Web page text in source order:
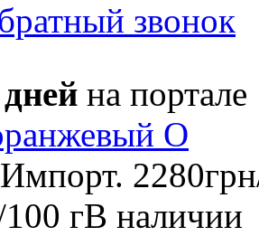
звонок
на портале
О
гВ наличии